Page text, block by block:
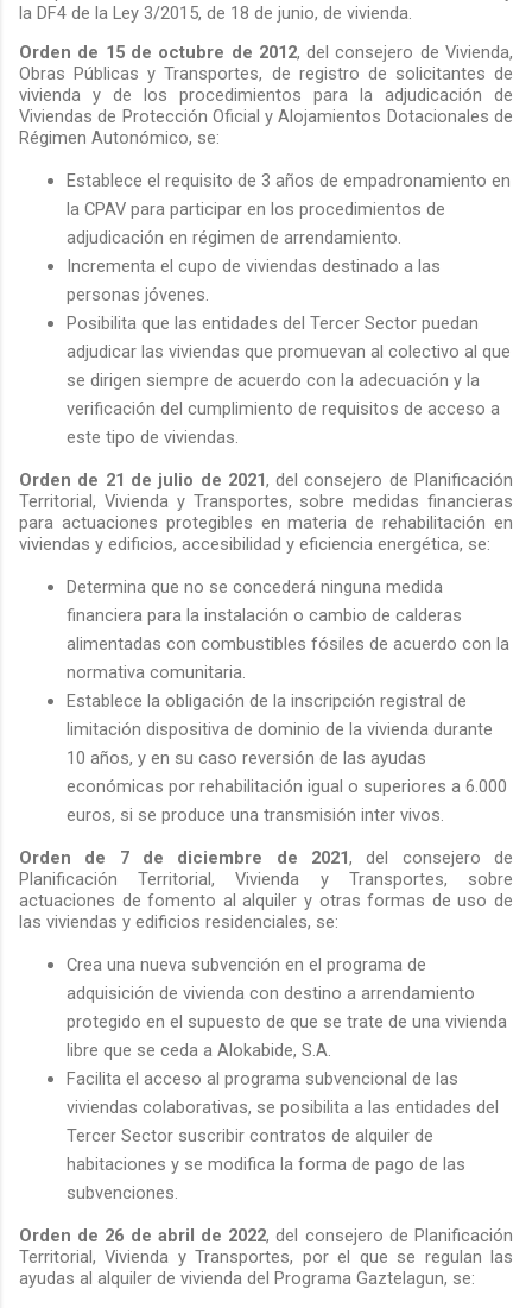
la DF4 de la Ley 3/2015, de 18 de junio, de vivienda.
Orden de 15 de octubre de 2012, del consejero de Vivienda,
Obras Públicas y Transportes, de registro de solicitantes de
vivienda y de los procedimientos para la adjudicación de
Viviendas de Protección Oficial y Alojamientos Dotacionales de
Régimen Autonómico, se:
Establece el requisito de 3 años de empadronamiento en
la CPAV para participar en los procedimientos de
adjudicación en régimen de arrendamiento.
Incrementa el cupo de viviendas destinado a las
personas jóvenes.
Posibilita que las entidades del Tercer Sector puedan
adjudicar las viviendas que promuevan al colectivo al que
se dirigen siempre de acuerdo con la adecuación y la
verificación del cumplimiento de requisitos de acceso a
este tipo de viviendas.
Orden de 21 de julio de 2021, del consejero de Planificación
Territorial, Vivienda y Transportes, sobre medidas financieras
para actuaciones protegibles en materia de rehabilitación en
viviendas y edificios, accesibilidad y eficiencia energética, se:
Determina que no se concederá ninguna medida
financiera para la instalación o cambio de calderas
alimentadas con combustibles fósiles de acuerdo con la
normativa comunitaria.
Establece la obligación de la inscripción registral de
limitación dispositiva de dominio de la vivienda durante
10 años, y en su caso reversión de las ayudas
económicas por rehabilitación igual o superiores a 6.000
euros, si se produce una transmisión inter vivos.
Orden de 7 de diciembre de 2021, del consejero de
Planificación Territorial, Vivienda y Transportes, sobre
actuaciones de fomento al alquiler y otras formas de uso de
las viviendas y edificios residenciales, se:
Crea una nueva subvención en el programa de
adquisición de vivienda con destino a arrendamiento
protegido en el supuesto de que se trate de una vivienda
libre que se ceda a Alokabide, S.A.
Facilita el acceso al programa subvencional de las
viviendas colaborativas, se posibilita a las entidades del
Tercer Sector suscribir contratos de alquiler de
habitaciones y se modifica la forma de pago de las
subvenciones.
Orden de 26 de abril de 2022, del consejero de Planificación
Territorial, Vivienda y Transportes, por el que se regulan las
ayudas al alquiler de vivienda del Programa Gaztelagun, se: